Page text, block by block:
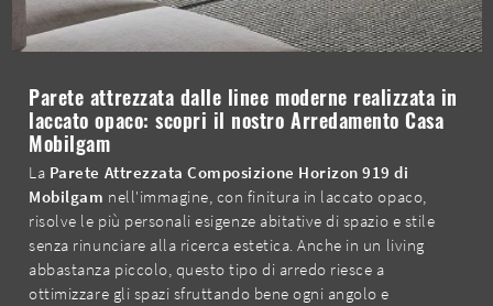
Parete attrezzata dalle linee moderne realizzata in
laccato opaco: scopri il nostro Arredamento Casa
Mobilgam
La Parete Attrezzata Composizione Horizon 919 di
Mobilgam nell'immagine, con finitura in laccato opaco,
risolve le più personali esigenze abitative di spazio e stile
senza rinunciare alla ricerca estetica. Anche in un living
abbastanza piccolo, questo tipo di arredo riesce a
ottimizzare gli spazi sfruttando bene ogni angolo e